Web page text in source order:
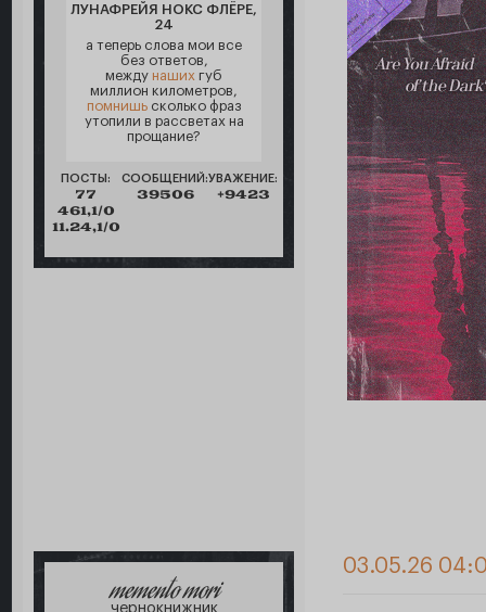
ЛУНАФРЕЙЯ НОКС ФЛЁРЕ,
24
а теперь слова мои все
без ответов,
между наших губ
миллион километров,
помнишьсколько фраз
утопили в рассветах на
прощание?
ПОСТЫ:
77
461,1/0
11.24,1/0
СООБЩЕНИЙ:
39506
УВАЖЕНИЕ:
+9423
memento mori
чернокнижник
03.05.26